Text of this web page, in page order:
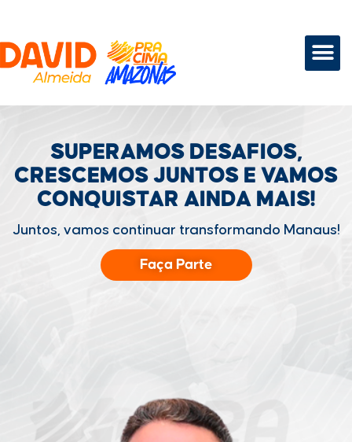
SUPERAMOS DESAFIOS,
CRESCEMOS JUNTOS E VAMOS
CONQUISTAR AINDA MAIS!
Juntos, vamos continuar transformando Manaus!
Faça Parte